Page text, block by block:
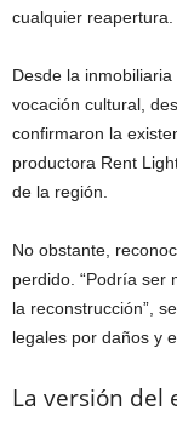
cualquier reapertura.
Desde la
vocación cultural,
confirmaron la
productora Rent
de la región.
No obstante,
perdido. “Podría ser
la reconstrucción”,
legales por daños y
La versión del